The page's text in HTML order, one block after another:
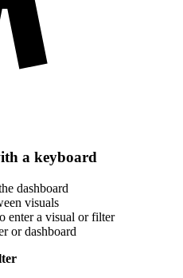
a keyboard
dashboard
visuals
enter a visual or filter
or dashboard